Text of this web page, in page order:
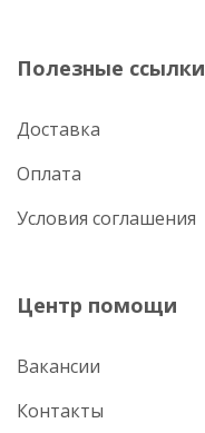
Полезные ссылки
Доставка
Оплата
Условия соглашения
Центр помощи
Вакансии
Контакты